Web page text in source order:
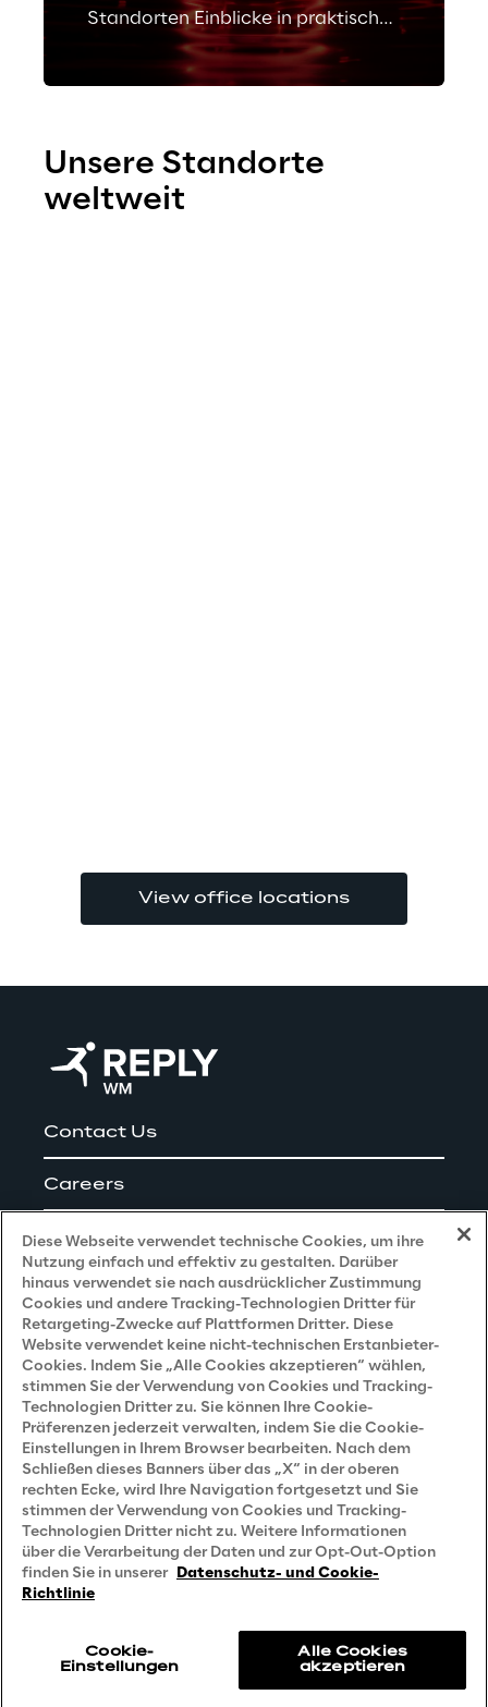
Standorten Einblicke in praktische
KI-Lösungen durch Deep Dives mit
Branchenexperten.
Unsere Standorte
weltweit
View office locations
Contact Us
Careers
Impressum
Privacy and Legal
Datenschutz- und Cookie Richtlinie
Datenschutzhinweis(Bewerber)
Datenschutzhinweis (Kunden)
Datenschutzhinweis(Dienstleister)
Datenschutzhinweis(Marketing)
Grundsatzerklärung - LKSG (Deutschland)
Diese Webseite verwendet technische Cookies, um ihre
Nutzung einfach und effektiv zu gestalten. Darüber
hinaus verwendet sie nach ausdrücklicher Zustimmung
Cookies und andere Tracking-Technologien Dritter für
Retargeting-Zwecke auf Plattformen Dritter. Diese
Website verwendet keine nicht-technischen Erstanbieter-
Cookies. Indem Sie „Alle Cookies akzeptieren“ wählen,
stimmen Sie der Verwendung von Cookies und Tracking-
Technologien Dritter zu. Sie können Ihre Cookie-
Präferenzen jederzeit verwalten, indem Sie die Cookie-
Einstellungen in Ihrem Browser bearbeiten. Nach dem
Schließen dieses Banners über das „X“ in der oberen
rechten Ecke, wird Ihre Navigation fortgesetzt und Sie
stimmen der Verwendung von Cookies und Tracking-
Technologien Dritter nicht zu. Weitere Informationen
über die Verarbeitung der Daten und zur Opt-Out-Option
finden Sie in unserer Datenschutz- und Cookie-
Richtlinie
Cookie-
Einstellungen
Alle Cookies
akzeptieren